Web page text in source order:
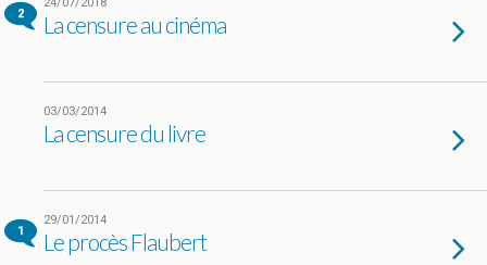
2 La censure au cinéma
03/03/2014
La censure du livre
1
29/01/2014
Le procès Flaubert